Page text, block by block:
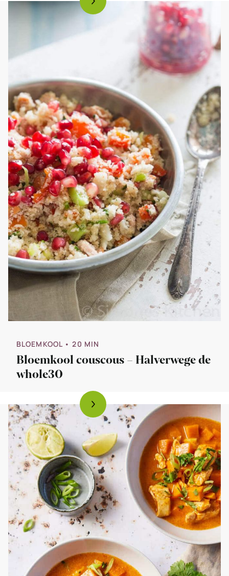
BLOEMKOOL • 20 MIN
Bloemkool couscous – Halverwege de
whole30